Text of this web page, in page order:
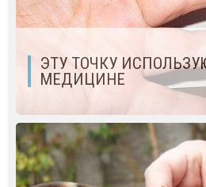
ЭТУ ТОЧКУ
МЕДИЦИНЕ